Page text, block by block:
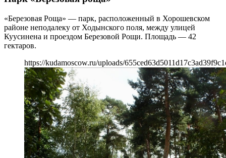
«Березовая Роща» — парк, расположенный в Хорошевском
районе неподалеку от Ходынского поля, между улицей
Куусинена и проездом Березовой Рощи. Площадь — 42
гектаров.
https://kudamoscow.ru/uploads/